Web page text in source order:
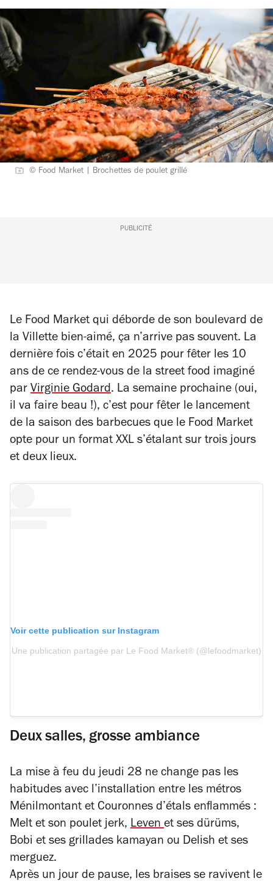
© Food Market | Brochettes de poulet grillé
PUBLICITÉ
Le Food Market qui déborde de son boulevard de
la Villette bien-aimé, ça n’arrive pas souvent. La
dernière fois c’était en 2025 pour fêter les 10
ans de ce rendez-vous de la street food imaginé
par Virginie Godard. La semaine prochaine (oui,
il va faire beau !), c’est pour fêter le lancement
de la saison des barbecues que le Food Market
opte pour un format XXL s’étalant sur trois jours
et deux lieux.
Voir cette publication sur Instagram
Une publication partagée par Le Food Market® (@lefoodmarket)
Deux salles, grosse ambiance
La mise à feu du jeudi 28 ne change pas les
habitudes avec l’installation entre les métros
Ménilmontant et Couronnes d’étals enflammés :
Melt et son poulet jerk, Levenet ses dürüms,
Bobi et ses grillades kamayan ou Delish et ses
merguez.
Après un jour de pause, les braises se ravivent le